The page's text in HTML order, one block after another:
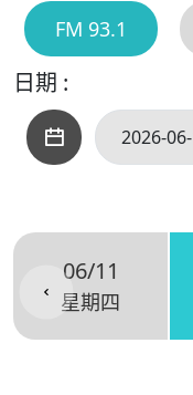
FM 93.1
日期 :
06/11
星期四